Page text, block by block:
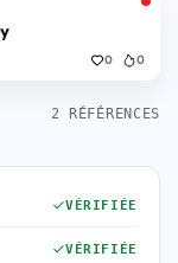
0 0
2 RÉFÉRENCES
VÉRIFIÉE
VÉRIFIÉE